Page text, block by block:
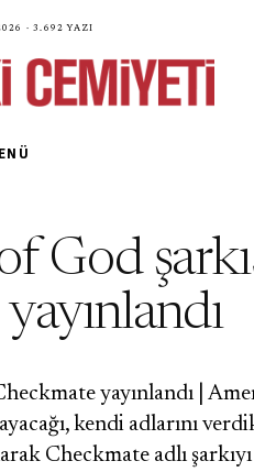
· 3.692 yazı
God
yayınlandı |
kendi adlarını
Checkmate adlı